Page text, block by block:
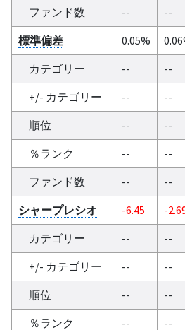
ファンド数
-- --
標準偏差
0.05%
カテゴリー
-- --
+/- カテゴリー
-- --
順位
-- --
％ランク
-- --
ファンド数
-- --
シャープレシオ
-6.45 -
カテゴリー
-- --
+/- カテゴリー
-- --
順位
-- --
％ランク
-- --